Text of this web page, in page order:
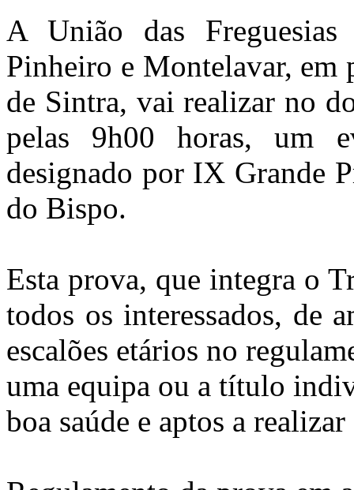
A União das
Pinheiro e Montelavar, em
de Sintra, vai realizar no
pelas 9h00 horas, um
designado por IX Grande
do Bispo.
Esta prova, que integra o
todos os interessados, de
escalões etários no
uma equipa ou a título
boa saúde e aptos a